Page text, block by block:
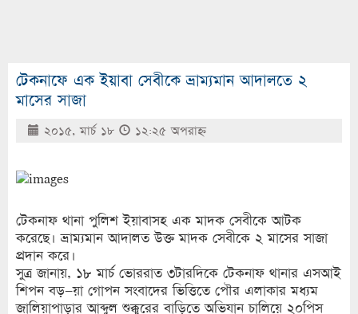
টেকনাফে এক ইয়াবা সেবীকে ভ্রাম্যমান আদালতে ২
মাসের সাজা
২০১৫, মার্চ ১৮ ১২:২৫ অপরাহ্ণ
টেকনাফ থানা পুলিশ ইয়াবাসহ এক মাদক সেবীকে আটক
করেছে। ভ্রাম্যমান আদালত উক্ত মাদক সেবীকে ২ মাসের সাজা
প্রদান করে।
সুত্র জানায়, ১৮ মার্চ ভোররাত ৩টারদিকে টেকনাফ থানার এসআই
শিপন বড়–য়া গোপন সংবাদের ভিত্তিতে পৌর এলাকার মধ্যম
জালিয়াপাড়ার আব্দুল শুক্কুরের বাড়িতে অভিযান চালিয়ে ২০পিস